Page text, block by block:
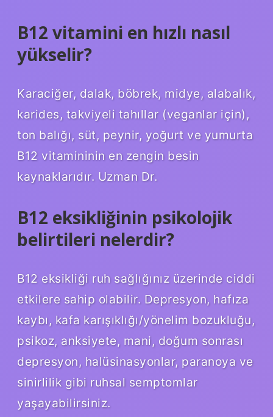
B12 vitamini en hızlı nasıl
yükselir?
Karaciğer, dalak, böbrek, midye, alabalık,
karides, takviyeli tahıllar (veganlar için),
ton balığı, süt, peynir, yoğurt ve yumurta
B12 vitamininin en zengin besin
kaynaklarıdır. Uzman Dr.
B12 eksikliğinin psikolojik
belirtileri nelerdir?
B12 eksikliği ruh sağlığınız üzerinde ciddi
etkilere sahip olabilir. Depresyon, hafıza
kaybı, kafa karışıklığı/yönelim bozukluğu,
psikoz, anksiyete, mani, doğum sonrası
depresyon, halüsinasyonlar, paranoya ve
sinirlilik gibi ruhsal semptomlar
yaşayabilirsiniz.